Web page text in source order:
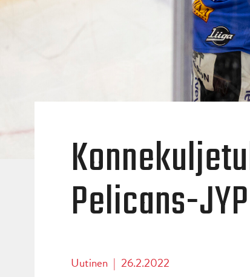
Pelicans-
Uutinen | 26.2.2022